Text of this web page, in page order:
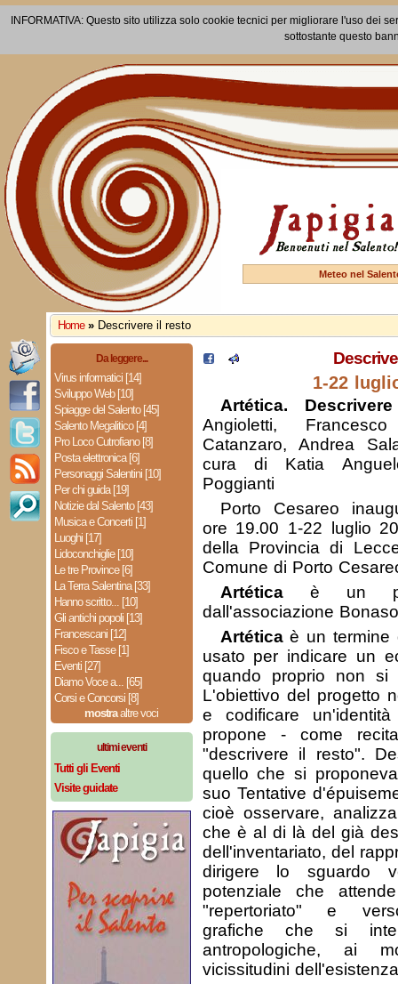
INFORMATIVA: Questo sito utilizza solo cookie tecnici per migliorare l'uso dei
sottostante questo
Meteo nel
Home » Descrivere il resto
Da leggere...
Virus informatici [14]
Sviluppo Web [10]
Spiagge del Salento [45]
Salento Megalitico [4]
Pro Loco Cutrofiano [8]
Posta elettronica [6]
Personaggi Salentini [10]
Per chi guida [19]
Notizie dal Salento [43]
Musica e Concerti [1]
Luoghi [17]
Lidoconchiglie [10]
Le tre Province [6]
La Terra Salentina [33]
Hanno scritto... [10]
Gli antichi popoli [13]
Francescani [12]
Fisco e Tasse [1]
Eventi [27]
Diamo Voce a... [65]
Corsi e Concorsi [8]
mostraaltre voci
ultimi eventi
Tutti gli Eventi
Visite guidate
1-22
Artética.
Angioletti,
Catanzaro, Andrea
cura di Katia
Poggianti
Porto Cesareo
ore 19.00 1-22 luglio
della Provincia di
Comune di Porto
Artéticaè un
dall'associazione
Artéticaè un termine
usato per indicare un
quando proprio non
L'obiettivo del progetto
e codificare
propone - come
"descrivere il resto".
quello che si
suo Tentative
cioè osservare,
che è al di là del già
dell'inventariato, del
dirigere lo sguardo
potenziale che
"repertoriato" e
grafiche che si
antropologiche, ai
vicissitudini